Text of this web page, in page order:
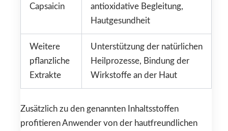
Capsaicin
antioxidative Begleitung,
Hautgesundheit
Weitere
pflanzliche
Extrakte
Unterstützung der natürlichen
Heilprozesse, Bindung der
Wirkstoffe an der Haut
Zusätzlich zu den genannten Inhaltsstoffen
profitieren Anwender von der hautfreundlichen